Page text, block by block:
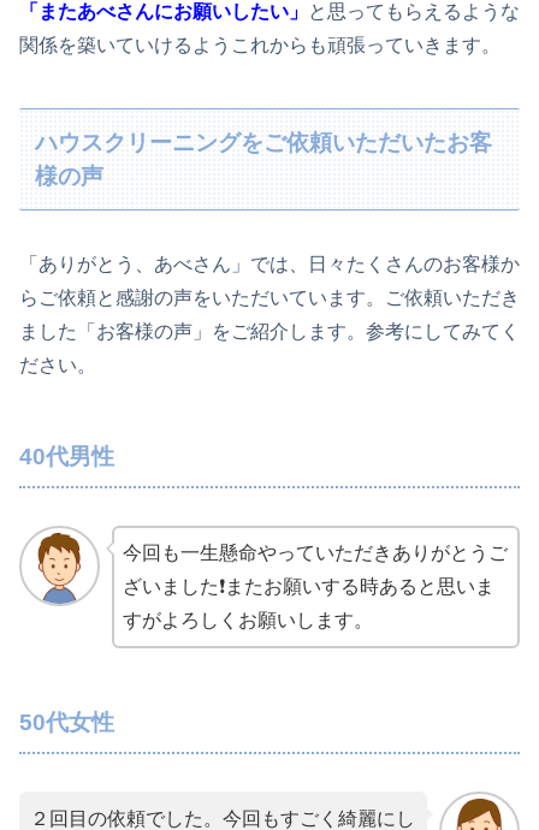
「またあべさんにお願いしたい」 と思ってもらえるような
関係を築いていけるようこれからも頑張っていきます。
ハウスクリーニングをご依頼いただいたお客
様の声
「ありがとう、あべさん」では、日々たくさんのお客様か
らご依頼と感謝の声をいただいています。ご依頼いただき
ました「お客様の声」をご紹介します。参考にしてみてく
ださい。
40代男性
今回も一生懸命やっていただきありがとうご
ざいました❗️またお願いする時あると思いま
すがよろしくお願いします。
50代女性
２回目の依頼でした。今回もすごく綺麗にし